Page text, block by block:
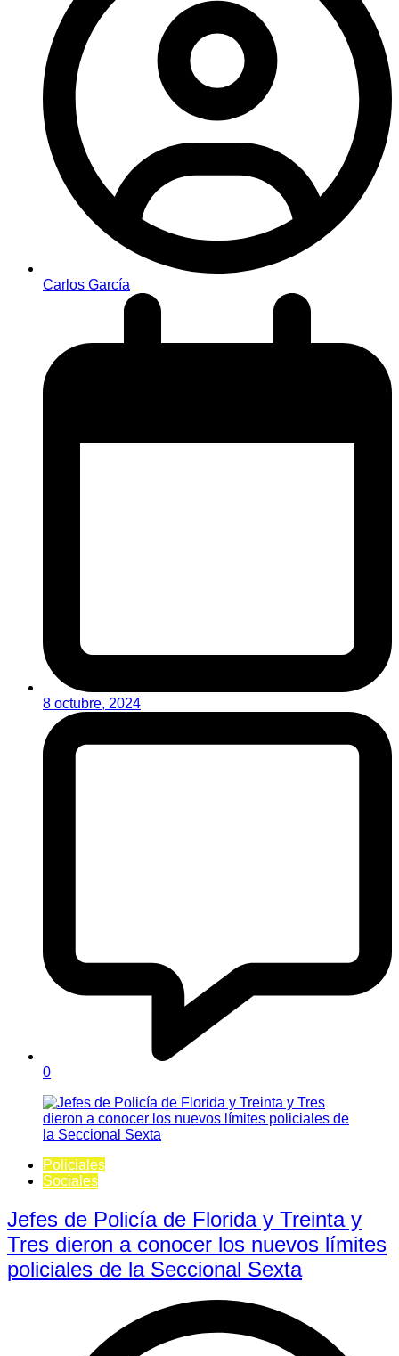
Carlos García
8 octubre, 2024
0
Policiales
Sociales
Jefes de Policía de Florida y Treinta y
Tres dieron a conocer los nuevos límites
policiales de la Seccional Sexta